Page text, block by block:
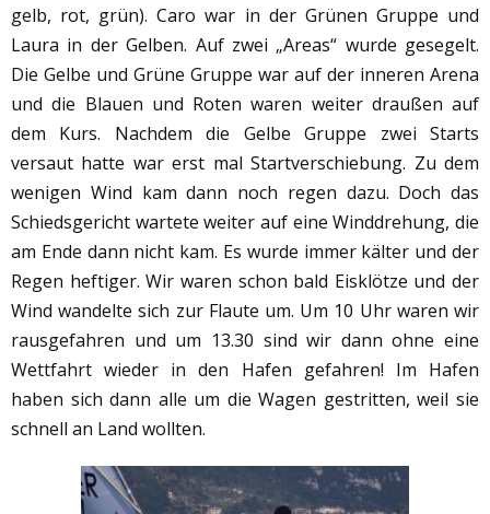
gelb, rot, grün). Caro war in der Grünen Gruppe und
Laura in der Gelben. Auf zwei „Areas“ wurde gesegelt.
Die Gelbe und Grüne Gruppe war auf der inneren Arena
und die Blauen und Roten waren weiter draußen auf
dem Kurs. Nachdem die Gelbe Gruppe zwei Starts
versaut hatte war erst mal Startverschiebung. Zu dem
wenigen Wind kam dann noch regen dazu. Doch das
Schiedsgericht wartete weiter auf eine Winddrehung, die
am Ende dann nicht kam. Es wurde immer kälter und der
Regen heftiger. Wir waren schon bald Eisklötze und der
Wind wandelte sich zur Flaute um. Um 10 Uhr waren wir
rausgefahren und um 13.30 sind wir dann ohne eine
Wettfahrt wieder in den Hafen gefahren! Im Hafen
haben sich dann alle um die Wagen gestritten, weil sie
schnell an Land wollten.